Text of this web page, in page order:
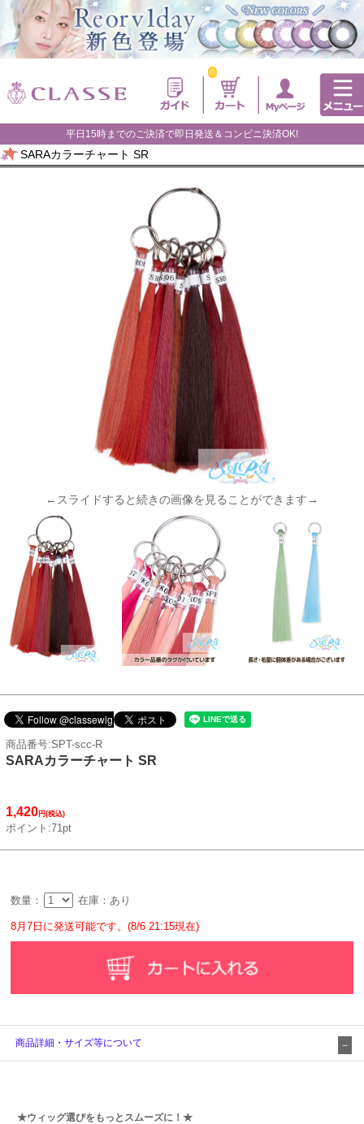
0
平日15時までのご決済で即日発送＆コンビニ決済OK!
SARAカラーチャート SR
←スライドすると続きの画像を見ることができます→
商品番号:SPT-scc-R
SARAカラーチャート SR
1,420円(税込)
ポイント:71pt
数量： 在庫：あり
8月7日に発送可能です。(8/6 21:15現在)
商品詳細・サイズ等について
★ウィッグ選びをもっとスムーズに！★